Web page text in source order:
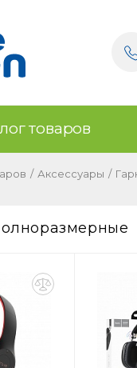
товаров
/ Аксессуары /